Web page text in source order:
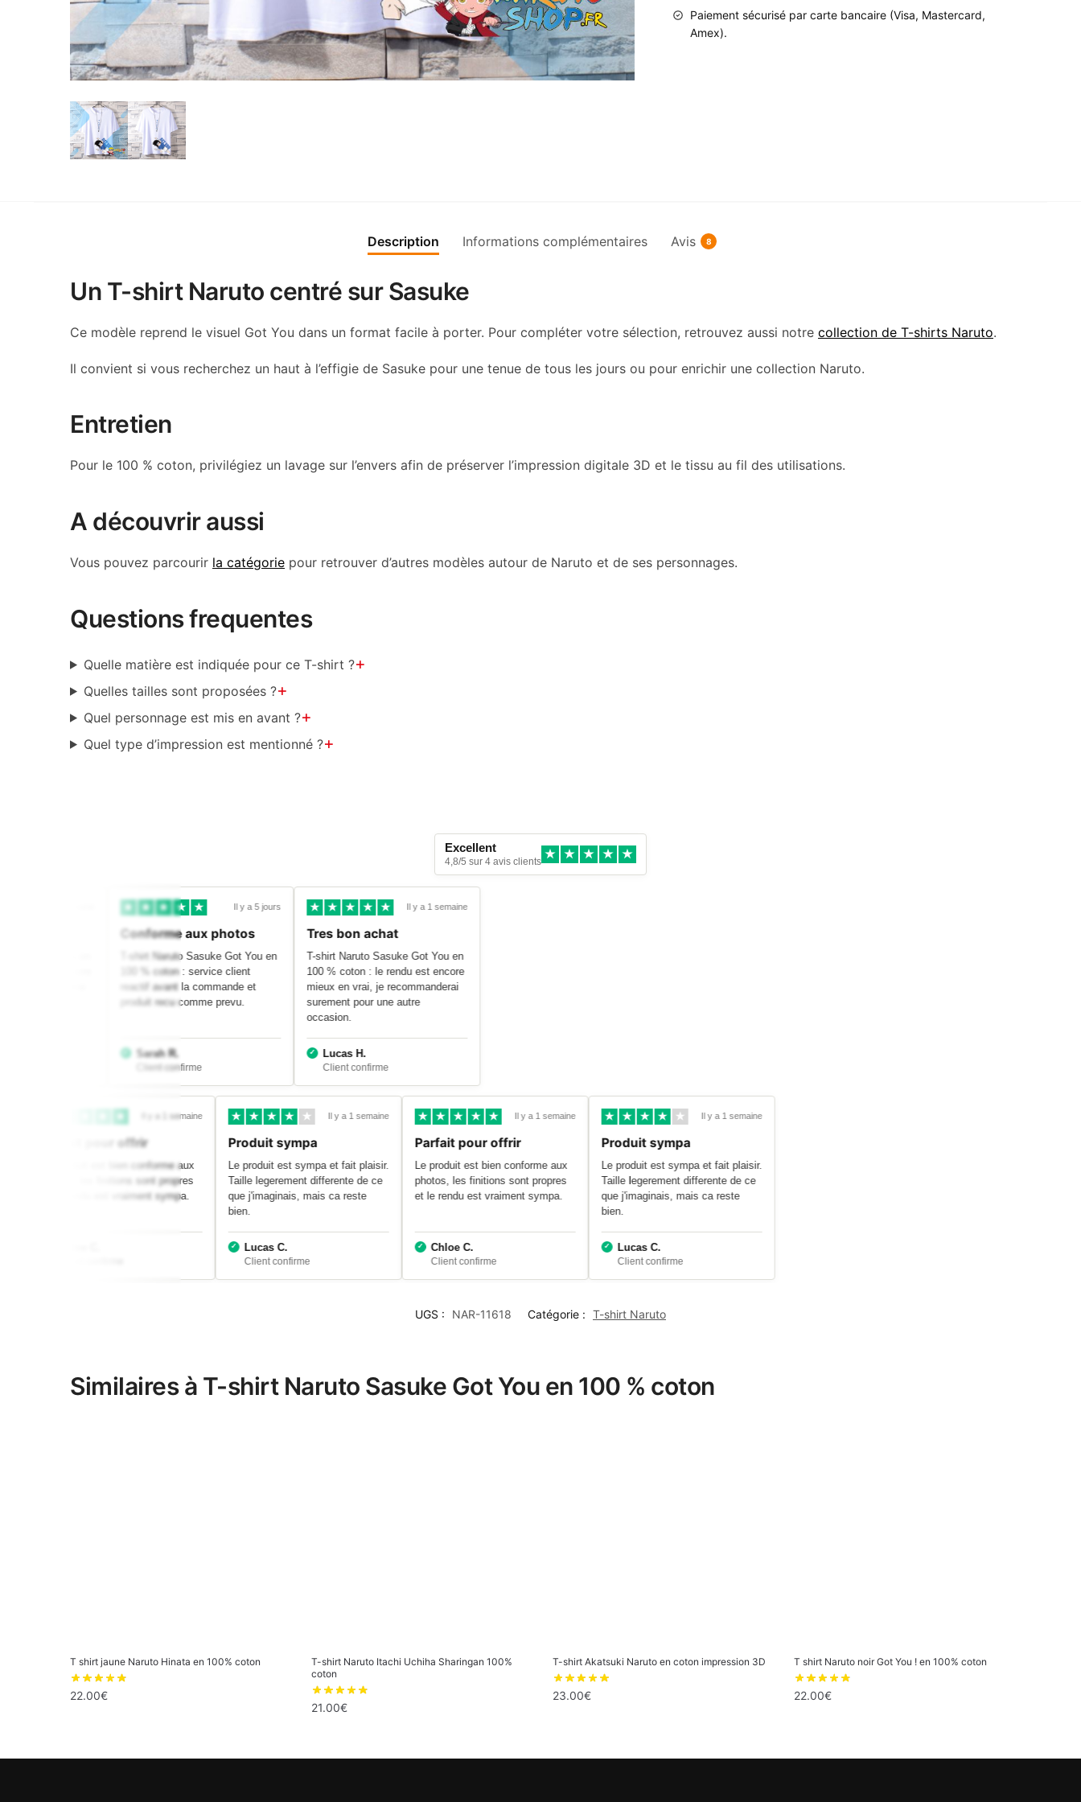
Paiement sécurisé par carte bancaire (Visa, Mastercard,
Amex).
Description Informations complémentaires Avis 8
Un T-shirt Naruto centré sur Sasuke
Ce modèle reprend le visuel Got You dans un format facile à porter. Pour compléter votre sélection, retrouvez aussi notrecollection de T-shirts Naruto.
Il convient si vous recherchez un haut à l’effigie de Sasuke pour une tenue de tous les jours ou pour enrichir une collection Naruto.
Entretien
Pour le 100 % coton, privilégiez un lavage sur l’envers afin de préserver l’impression digitale 3D et le tissu au fil des utilisations.
A découvrir aussi
Vous pouvez parcourir la catégorie pour retrouver d’autres modèles autour de Naruto et de ses personnages.
Questions frequentes
Quelle matière est indiquée pour ce T-shirt ?+
Quelles tailles sont proposées ?+
Quel personnage est mis en avant ?+
Quel type d’impression est mentionné ?+
Excellent
4,8/5 sur 4 avis clients
Il y a 5 jours
Conforme aux photos
T-shirt Naruto Sasuke Got You en
100 % coton : service client
reactif avant la commande et
produit recu comme prevu.
Sarah R.
Il y a 1 semaine
Tres bon achat
T-shirt Naruto Sasuke Got You en
100 % coton : le rendu est encore
mieux en vrai, je recommanderai
surement pour une autre
occasion.
Lucas H.
Il y a 1 semaine
Parfait pour offrir
Le produit est bien conforme aux
photos, les finitions sont propres
et le rendu est vraiment sympa.
Il y a 1 semaine
Produit sympa
Le produit est sympa et fait plaisir.
Taille legerement differente de ce
que j'imaginais, mais ca reste
bien.
Lucas C.
Il y a 1 semaine
Parfait pour offrir
Le produit est bien conforme aux
photos, les finitions sont propres
et le rendu est vraiment sympa.
Chloe C.
Il y a 1 semaine
Produit sympa
Le produit est sympa et fait plaisir.
Taille legerement differente de ce
que j'imaginais, mais ca reste
bien.
Lucas C.
UGS : NAR-11618 Catégorie : T-shirt Naruto
Similaires à T-shirt Naruto Sasuke Got You en 100 % coton
T shirt jaune Naruto Hinata en 100% coton
22.00€
a
T-shirt Naruto Itachi Uchiha Sharingan 100%
coton
21.00€
produit
T-shirt Akatsuki Naruto en coton impression 3D
23.00€
a
T shirt Naruto noir Got You ! en 100% coton
22.00€
a